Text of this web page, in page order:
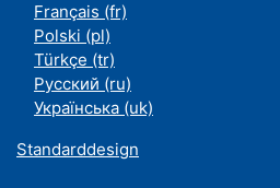
Français ‎(fr)‎
Polski ‎(pl)‎
Türkçe ‎(tr)‎
Русский ‎(ru)‎
Українська ‎(uk)‎
Standarddesign